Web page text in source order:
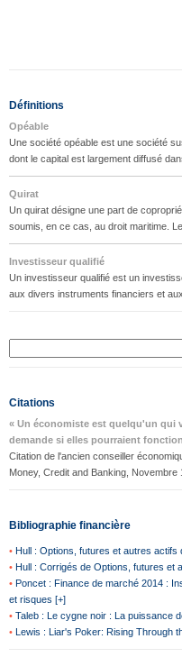
Définitions
Opéable
Une société opéable est une société
dont le capital est largement diffusé
Quirat
Un quirat désigne une part de
soumis, en ce cas, au droit maritime.
Investisseur qualifié
Un investisseur qualifié est un
aux divers instruments financiers et
Citations
« Un économiste est quelqu'un qui
demande si elles pourraient
Citation de l'ancien conseiller
Money, Credit and Banking, Novembre
Bibliographie financière
• Hull : Options, futures et autres actifs
• Hull : Corrigés de Options, futures et
• Poncet : Finance de marché 2014 :
et risques [+]
• Taleb : Le cygne noir : La puissance
• Lewis : Liar's Poker: Rising Through